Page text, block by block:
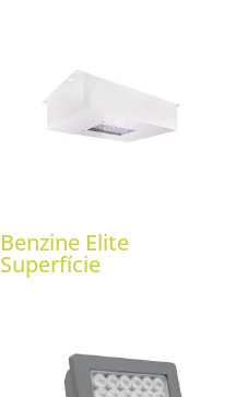
Benzine Elite
Superfície